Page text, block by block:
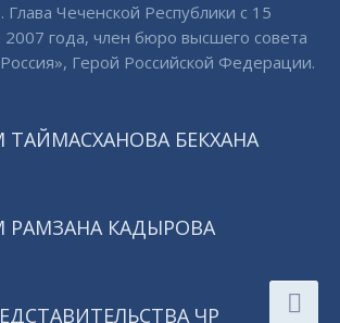
Глава Чеченской Республики с 15
2007 года, член бюро высшего совета
Герой Российской Федерации.
БЕКХАНА
РАМЗАНА КАДЫРОВА
ЧР